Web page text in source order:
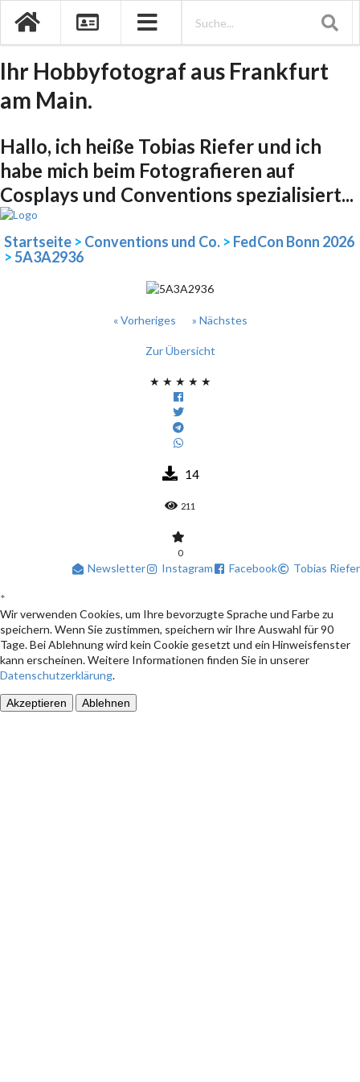
Ihr Hobbyfotograf aus Frankfurt
am Main.
Hallo, ich heiße Tobias Riefer und ich
habe mich beim Fotografieren auf
Cosplays und Conventions spezialisiert...
Startseite > Conventions und Co. > FedCon Bonn 2026
>5A3A2936
« Vorheriges » Nächstes
Zur Übersicht
★ ★ ★ ★ ★
14
211
0
Newsletter Instagram Facebook Tobias Riefer
*
Wir verwenden Cookies, um Ihre bevorzugte Sprache und Farbe zu
speichern. Wenn Sie zustimmen, speichern wir Ihre Auswahl für 90
Tage. Bei Ablehnung wird kein Cookie gesetzt und ein Hinweisfenster
kann erscheinen. Weitere Informationen finden Sie in unserer
Datenschutzerklärung.
Akzeptieren Ablehnen